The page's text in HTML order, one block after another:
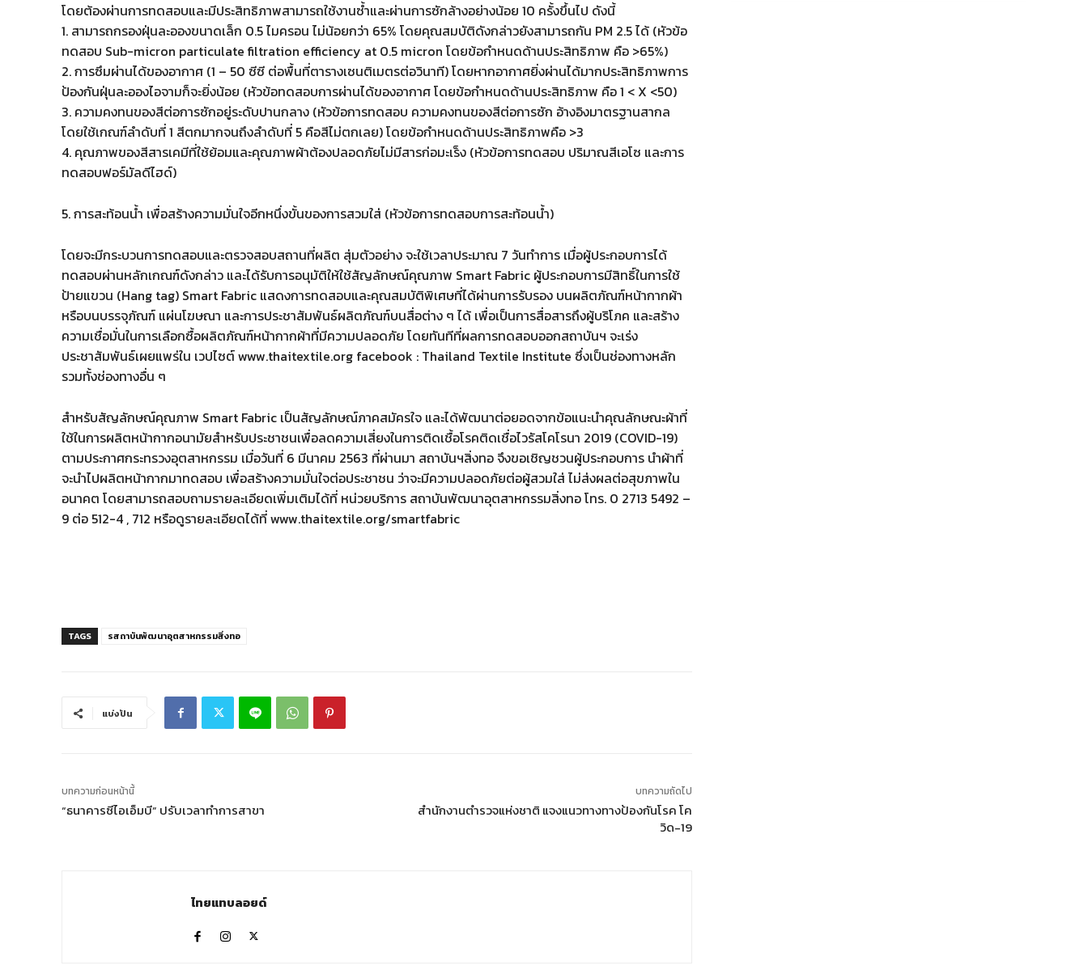
โดยต้องผ่านการทดสอบและมีประสิทธิภาพสามารถใช้งานซ้ำและผ่านการซักล้างอย่างน้อย 10 ครั้งขึ้นไป ดังนี้
1. สามารถกรองฝุ่นละอองขนาดเล็ก 0.5 ไมครอน ไม่น้อยกว่า 65% โดยคุณสมบัติดังกล่าวยังสามารถกัน PM 2.5 ได้ (หัวข้อ
ทดสอบ Sub-micron particulate filtration efficiency at 0.5 micron โดยข้อกำหนดด้านประสิทธิภาพ คือ >65%)
2. การซึมผ่านได้ของอากาศ (1 – 50 ซีซี ต่อพื้นที่ตารางเซนติเมตรต่อวินาที) โดยหากอากาศยิ่งผ่านได้มากประสิทธิภาพการ
ป้องกันฝุ่นละอองไอจามก็จะยิ่งน้อย (หัวข้อทดสอบการผ่านได้ของอากาศ โดยข้อกำหนดด้านประสิทธิภาพ คือ 1 < X <50)
3. ความคงทนของสีต่อการซักอยู่ระดับปานกลาง (หัวข้อการทดสอบ ความคงทนของสีต่อการซัก อ้างอิงมาตรฐานสากล
โดยใช้เกณฑ์ลำดับที่ 1 สีตกมากจนถึงลำดับที่ 5 คือสีไม่ตกเลย) โดยข้อกำหนดด้านประสิทธิภาพคือ >3
4. คุณภาพของสีสารเคมีที่ใช้ย้อมและคุณภาพผ้าต้องปลอดภัยไม่มีสารก่อมะเร็ง (หัวข้อการทดสอบ ปริมาณสีเอโซ และการ
ทดสอบฟอร์มัลดีไฮด์)
5. การสะท้อนน้ำ เพื่อสร้างความมั่นใจอีกหนึ่งขั้นของการสวมใส่ (หัวข้อการทดสอบการสะท้อนน้ำ)
โดยจะมีกระบวนการทดสอบและตรวจสอบสถานที่ผลิต สุ่มตัวอย่าง จะใช้เวลาประมาณ 7 วันทำการ เมื่อผู้ประกอบการได้
ทดสอบผ่านหลักเกณฑ์ดังกล่าว และได้รับการอนุมัติให้ใช้สัญลักษณ์คุณภาพ Smart Fabric ผู้ประกอบการมีสิทธิ์ในการใช้
ป้ายแขวน (Hang tag) Smart Fabric แสดงการทดสอบและคุณสมบัติพิเศษที่ได้ผ่านการรับรอง บนผลิตภัณฑ์หน้ากากผ้า
หรือบนบรรจุภัณฑ์ แผ่นโฆษณา และการประชาสัมพันธ์ผลิตภัณฑ์บนสื่อต่าง ๆ ได้ เพื่อเป็นการสื่อสารถึงผู้บริโภค และสร้าง
ความเชื่อมั่นในการเลือกซื้อผลิตภัณฑ์หน้ากากผ้าที่มีความปลอดภัย โดยทันทีที่ผลการทดสอบออกสถาบันฯ จะเร่ง
ประชาสัมพันธ์เผยแพร่ใน เวปไซต์ www.thaitextile.org facebook : Thailand Textile Institute ซึ่งเป็นช่องทางหลัก
รวมทั้งช่องทางอื่น ๆ
สำหรับสัญลักษณ์คุณภาพ Smart Fabric เป็นสัญลักษณ์ภาคสมัครใจ และได้พัฒนาต่อยอดจากข้อแนะนำคุณลักษณะผ้าที่
ใช้ในการผลิตหน้ากากอนามัยสำหรับประชาชนเพื่อลดความเสี่ยงในการติดเชื้อโรคติดเชื่อไวรัสโคโรนา 2019 (COVID-19)
ตามประกาศกระทรวงอุตสาหกรรม เมื่อวันที่ 6 มีนาคม 2563 ที่ผ่านมา สถาบันฯสิ่งทอ จึงขอเชิญชวนผู้ประกอบการ นำผ้าที่
จะนำไปผลิตหน้ากากมาทดสอบ เพื่อสร้างความมั่นใจต่อประชาชน ว่าจะมีความปลอดภัยต่อผู้สวมใส่ ไม่ส่งผลต่อสุขภาพใน
อนาคต โดยสามารถสอบถามรายละเอียดเพิ่มเติมได้ที่ หน่วยบริการ สถาบันพัฒนาอุตสาหกรรมสิ่งทอ โทร. 0 2713 5492 –
9 ต่อ 512-4 , 712 หรือดูรายละเอียดได้ที่ www.thaitextile.org/smartfabric
TAGS รสถาบันพัฒนาอุตสาหกรรมสิ่งทอ
แบ่งปัน
บทความก่อนหน้านี้
“ธนาคารซีไอเอ็มบี” ปรับเวลาทำการสาขา
บทความถัดไป
สำนักงานตำรวจแห่งชาติ แจงแนวทางทางป้องกันโรค โค
วิด-19
ไทยแทบลอยด์